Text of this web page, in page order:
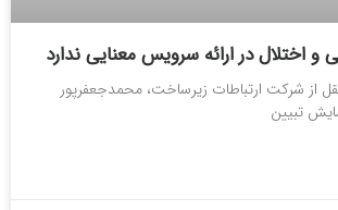
اختلال در ارائه سرویس معنایی ندارد
از شرکت ارتباطات زیرساخت، محمدجعفرپور
تبیین